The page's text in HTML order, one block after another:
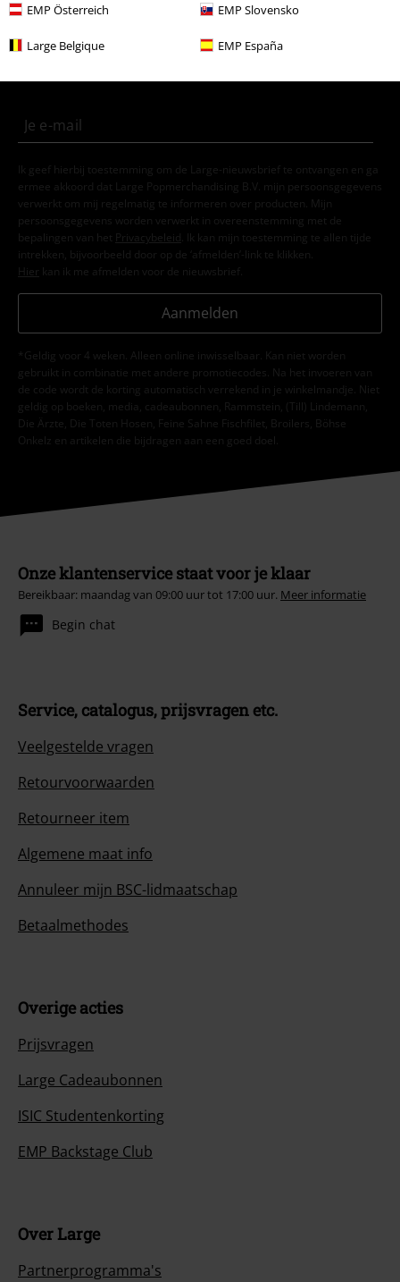
EMP Österreich EMP Slovensko
Large Belgique EMP España
Meld je aan en ontvang een code voor 15%
Ik geef hierbij toestemming om de Large-nieuwsbrief te ontvangen en ga
ermee akkoord dat Large Popmerchandising B.V. mijn persoonsgegevens
verwerkt om mij regelmatig te informeren over producten. Mijn
persoonsgegevens worden verwerkt in overeenstemming met de
bepalingen van het
Privacybeleid . Ik kan mijn toestemming te allen tijde
intrekken, bijvoorbeeld door op de ‘afmelden’-link te klikken.
Hier kan ik me afmelden voor de nieuwsbrief.
Aanmelden
*Geldig voor 4 weken. Alleen online inwisselbaar. Kan niet worden
gebruikt in combinatie met andere promotiecodes. Na het invoeren van
de code wordt de korting automatisch verrekend in je winkelmandje. Niet
geldig op boeken, media, cadeaubonnen, Rammstein, (Till) Lindemann,
Die Ärzte, Die Toten Hosen, Feine Sahne Fischfilet, Broilers, Böhse
Onkelz en artikelen die bijdragen aan een goed doel.
Onze klantenservice staat voor je klaar
Bereikbaar: maandag van 09:00 uur tot 17:00 uur. Meer informatie
Begin chat
Service, catalogus, prijsvragen etc.
Veelgestelde vragen
Retourvoorwaarden
Retourneer item
Algemene maat info
Annuleer mijn BSC-lidmaatschap
Betaalmethodes
Overige acties
Prijsvragen
Large Cadeaubonnen
ISIC Studentenkorting
EMP Backstage Club
Over Large
Partnerprogramma's